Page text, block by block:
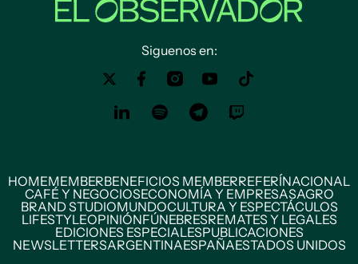
Siguenos en:
HOMEMEMBERBENEFICIOS MEMBERREFERÍNACIONAL
CAFÉ Y NEGOCIOSECONOMÍA Y EMPRESASAGRO
BRAND STUDIOMUNDOCULTURA Y ESPECTÁCULOS
LIFESTYLEOPINIÓNFÚNEBRESREMATES Y LEGALES
EDICIONES ESPECIALESPUBLICACIONES
NEWSLETTERSARGENTINAESPAÑAESTADOS UNIDOS